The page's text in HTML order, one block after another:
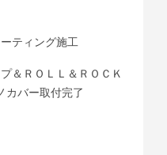
ティング施工
＆ＲＯＬＬ＆ＲＯＣＫ
カバー取付完了